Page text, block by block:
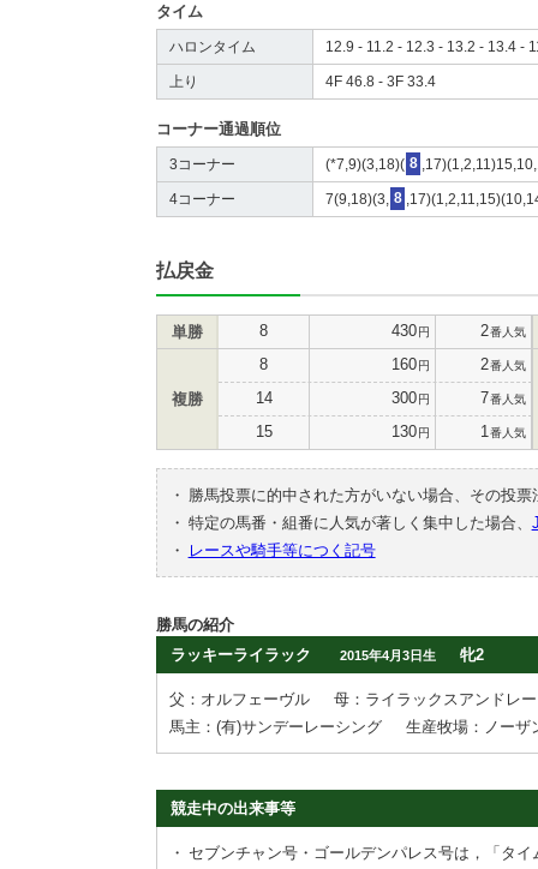
タイム
ハロンタイム 12.9 - 11.2 - 12.3 - 13.2 - 13.4 -
上り 4F 46.8 - 3F 33.4
コーナー通過順位
3コーナー (*7,9)(3,18)( 8
4コーナー 7(9,18)(3, 8
払戻金
単勝 8 430円 2番人気
複勝
8 160円 2番人気
14 300円 7番人気
15 130円 1 番人気
・
勝馬投票に的中された方がいない場合、その投
・ 特定の馬番・組番に人気が著しく集中した場合、
・
レースや騎手等につく記号
勝馬の紹介
ラッキーライラック
2015年4月3日生 牝2
父：オルフェーヴル
母：ライラックスアンドレ
馬主：(有)サンデーレーシング
生産牧場：ノーザ
競走中の出来事等
・ セブンチャン号・ゴールデンパレス号は，「タ